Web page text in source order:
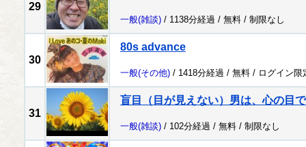
29
一般(雑談) / 1138分経過 / 無料 / 制限なし
30
80s advance
一般(その他) / 1418分経過 / 無料 / ログイン限
31
盲目（目が見えない）男は、心の目
一般(雑談) / 102分経過 / 無料 / 制限なし